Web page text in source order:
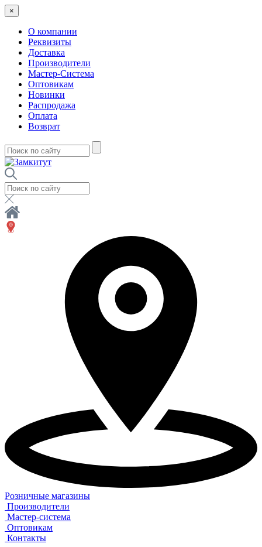
×
О компании
Реквизиты
Доставка
Производители
Мастер-Система
Оптовикам
Новинки
Распродажа
Оплата
Возврат
Розничные магазины
Производители
Мастер-система
Оптовикам
Контакты